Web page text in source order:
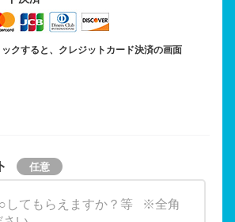
クすると、クレジットカード決済の画面